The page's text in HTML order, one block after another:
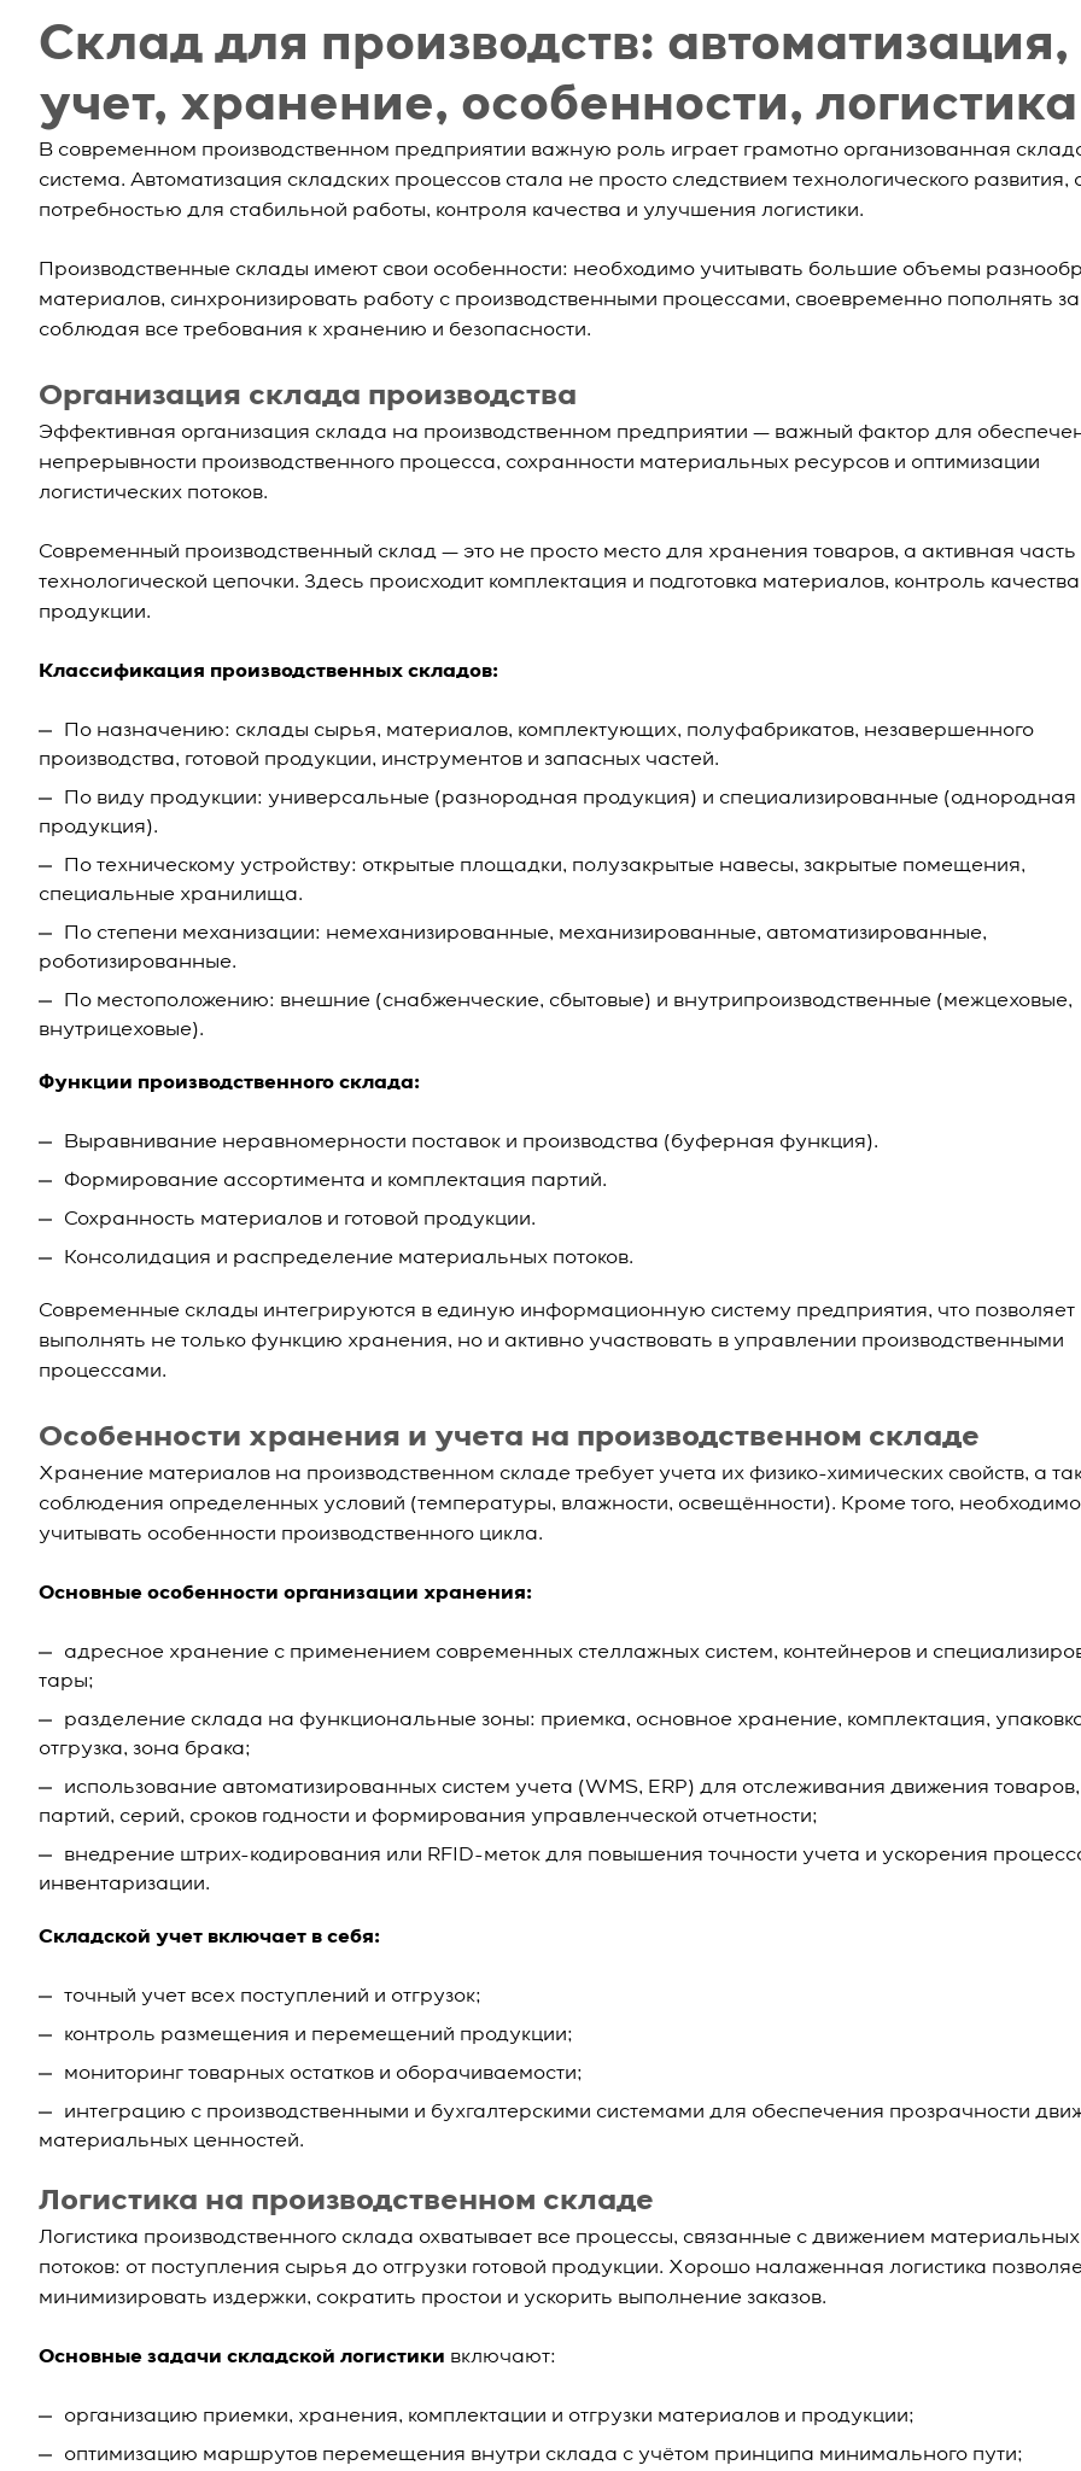
Склад для производств: автоматизация,
учет, хранение, особенности, логистика
В современном производственном предприятии важную роль играет грамотно организованная
система. Автоматизация складских процессов стала не просто следствием технологического развития,
потребностью для стабильной работы, контроля качества и улучшения логистики.
Производственные склады имеют свои особенности: необходимо учитывать большие объемы
материалов, синхронизировать работу с производственными процессами, своевременно пополнять
соблюдая все требования к хранению и безопасности.
Организация склада производства
Эффективная организация склада на производственном предприятии — важный фактор для
непрерывности производственного процесса, сохранности материальных ресурсов и оптимизации
логистических потоков.
Современный производственный склад — это не просто место для хранения товаров, а активная часть
технологической цепочки. Здесь происходит комплектация и подготовка материалов, контроль
продукции.
Классификация производственных складов:
По назначению: склады сырья, материалов, комплектующих, полуфабрикатов, незавершенного
производства, готовой продукции, инструментов и запасных частей.
По виду продукции: универсальные (разнородная продукция) и специализированные (однородная
продукция).
По техническому устройству: открытые площадки, полузакрытые навесы, закрытые помещения,
специальные хранилища.
По степени механизации: немеханизированные, механизированные, автоматизированные,
роботизированные.
По местоположению: внешние (снабженческие, сбытовые) и внутрипроизводственные (межцеховые,
внутрицеховые).
Функции производственного склада:
Выравнивание неравномерности поставок и производства (буферная функция).
Формирование ассортимента и комплектация партий.
Сохранность материалов и готовой продукции.
Консолидация и распределение материальных потоков.
Современные склады интегрируются в единую информационную систему предприятия, что позволяет
выполнять не только функцию хранения, но и активно участвовать в управлении производственными
процессами.
Особенности хранения и учета на производственном складе
Хранение материалов на производственном складе требует учета их физико-химических свойств, а
соблюдения определенных условий (температуры, влажности, освещённости). Кроме того, необходимо
учитывать особенности производственного цикла.
Основные особенности организации хранения:
адресное хранение с применением современных стеллажных систем, контейнеров и
тары;
разделение склада на функциональные зоны: приемка, основное хранение, комплектация,
отгрузка, зона брака;
использование автоматизированных систем учета (WMS, ERP) для отслеживания движения
партий, серий, сроков годности и формирования управленческой отчетности;
внедрение штрих-кодирования или RFID-меток для повышения точности учета и ускорения
инвентаризации.
Складской учет включает в себя:
точный учет всех поступлений и отгрузок;
контроль размещения и перемещений продукции;
мониторинг товарных остатков и оборачиваемости;
интеграцию с производственными и бухгалтерскими системами для обеспечения прозрачности
материальных ценностей.
Логистика на производственном складе
Логистика производственного склада охватывает все процессы, связанные с движением материальных
потоков: от поступления сырья до отгрузки готовой продукции. Хорошо налаженная логистика
минимизировать издержки, сократить простои и ускорить выполнение заказов.
Основные задачи складской логистики включают:
организацию приемки, хранения, комплектации и отгрузки материалов и продукции;
оптимизацию маршрутов перемещения внутри склада с учётом принципа минимального пути;